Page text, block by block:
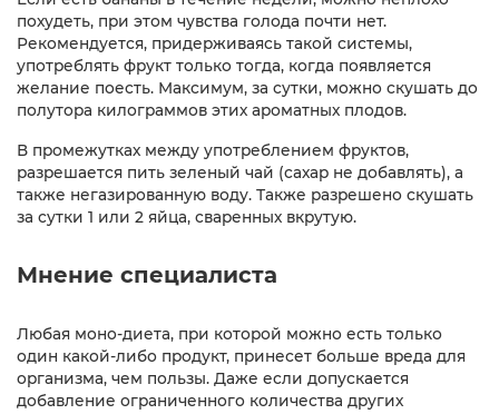
похудеть, при этом чувства голода почти нет.
Рекомендуется, придерживаясь такой системы,
употреблять фрукт только тогда, когда появляется
желание поесть. Максимум, за сутки, можно скушать до
полутора килограммов этих ароматных плодов.
В промежутках между употреблением фруктов,
разрешается пить зеленый чай (сахар не добавлять), а
также негазированную воду. Также разрешено скушать
за сутки 1 или 2 яйца, сваренных вкрутую.
Мнение специалиста
Любая моно-диета, при которой можно есть только
один какой-либо продукт, принесет больше вреда для
организма, чем пользы. Даже если допускается
добавление ограниченного количества других